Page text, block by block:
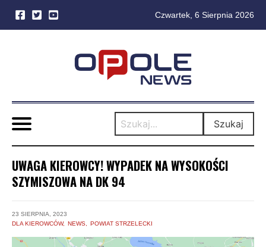
Czwartek, 6 Sierpnia 2026
Szukaj
UWAGA KIEROWCY! WYPADEK NA WYSOKOŚCI
SZYMISZOWA NA DK 94
23 SIERPNIA, 2023
DLA KIEROWCÓW
NEWS POWIAT STRZELECKI